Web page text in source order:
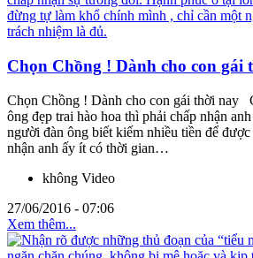
Chọn Chồng ! Dành cho con gái
Chọn Chồng ! Dành cho con gái thời nay
ông đẹp trai hào hoa thì phải chấp nhận
người đàn ông biết kiếm nhiều tiền để
nhận anh ấy ít có thời gian…
không Video
27/06/2016 - 07:06
Xem thêm...